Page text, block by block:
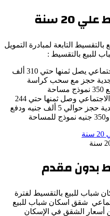
علي20سنة
التابعة لمبادرة التمويل
للبيع بالتقسيط :
الشقة 90 متر بالإسكان الاجتماعي يصل ثمنها حتي 310 ألف
5 ألف جنيه جدية حجز مع سحب كراسة
الشقة 75 متر في الإسكان الاجتماعي وصل ثمنها حتي 244
ألف جنيه مع دفع مقدمة جدية حجز حوالي 5 ألف جنيه ودفع
بدون مقدم
شباب للبيع بالتقسيط لفترة
الاجتماعي شقق اسكان شباب للبيع
أسعار الشقق في الإسكان